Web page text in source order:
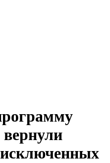
исключенных